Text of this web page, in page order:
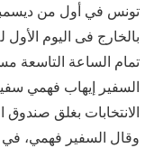
تونس في أول من
تمام الساعة التاسعة
السفير إيهاب فهمي
الانتخابات بغلق صندوق
وقال السفير فهمي، في